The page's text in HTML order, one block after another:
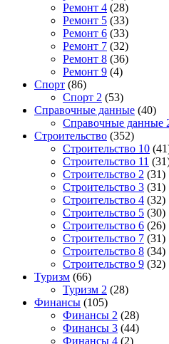
Ремонт 4 (28)
Ремонт 5 (33)
Ремонт 6 (33)
Ремонт 7 (32)
Ремонт 8 (36)
Ремонт 9 (4)
Спорт (86)
Спорт 2 (53)
Справочные данные (40)
Справочные данные
Строительство (352)
Строительство 10
Строительство 11
Строительство 2 (31)
Строительство 3 (31)
Строительство 4 (32)
Строительство 5 (30)
Строительство 6 (26)
Строительство 7 (31)
Строительство 8 (34)
Строительство 9 (32)
Туризм (66)
Туризм 2 (28)
Финансы (105)
Финансы 2 (28)
Финансы 3 (44)
Финансы 4 (2)